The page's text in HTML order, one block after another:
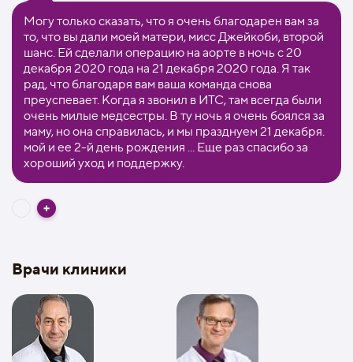
Могу только сказать, что я очень благодарен вам за
то, что вы дали моей матери, мисс Джейкоби, второй
шанс. Ей сделали операцию на аорте в ночь с 20
декабря 2020 года на 21 декабря 2020 года. Я так
рад, что благодаря вам ваша команда снова
преуспевает. Когда я звонил в ИТС, там всегда были
очень милые медсестры. В ту ночь я очень боялся за
маму, но она справилась, и мы празднуем 21 декабря.
мой и ее 2-й день рождения ... Еще раз спасибо за
хороший уход и поддержку.
Врачи клиники